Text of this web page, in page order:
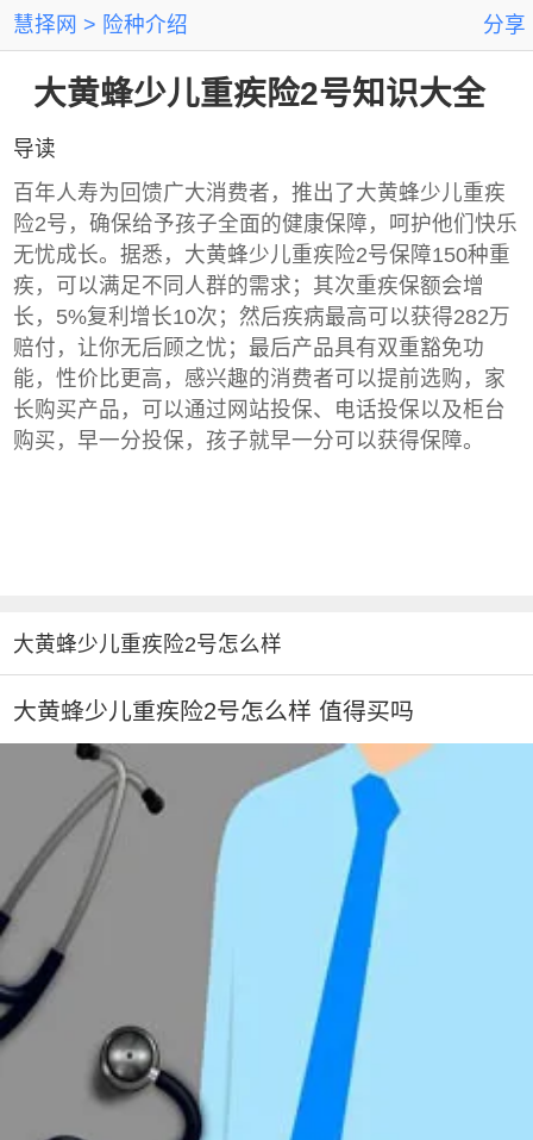
慧择网 险种介绍 分享
大黄蜂少儿重疾险2号知识大全
导读
百年人寿为回馈广大消费者，推出了大黄蜂少儿重疾
险2号，确保给予孩子全面的健康保障，呵护他们快乐
无忧成长。据悉，大黄蜂少儿重疾险2号保障150种重
疾，可以满足不同人群的需求；其次重疾保额会增
长，5%复利增长10次；然后疾病最高可以获得282万
赔付，让你无后顾之忧；最后产品具有双重豁免功
能，性价比更高，感兴趣的消费者可以提前选购，家
长购买产品，可以通过网站投保、电话投保以及柜台
购买，早一分投保，孩子就早一分可以获得保障。
大黄蜂少儿重疾险2号怎么样
大黄蜂少儿重疾险2号怎么样 值得买吗